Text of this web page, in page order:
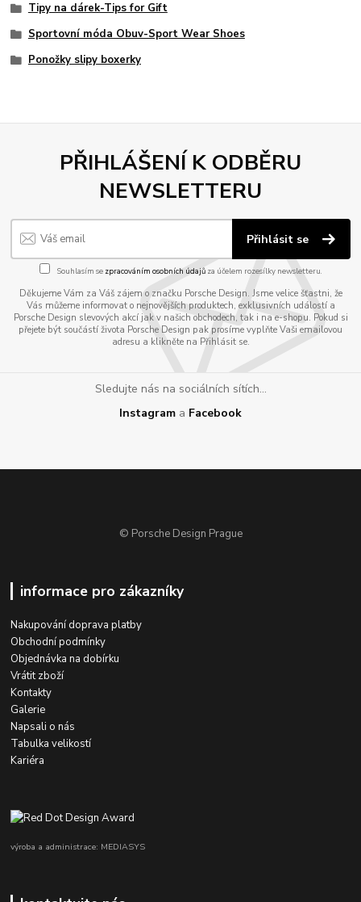
Tipy na dárek-Tips for Gift
Sportovní móda Obuv-Sport Wear Shoes
Ponožky slipy boxerky
PŘIHLÁŠENÍ K ODBĚRU
NEWSLETTERU
Přihlásit se
Souhlasím se zpracováním osobních údajůza účelem rozesílky newsletteru.
Děkujeme Vám za Váš zájem o značku Porsche Design. Jsme velice šťastni, že
Vás můžeme informovat o nejnovějších produktech, exklusivních událostí a
Porsche Design slevových akcí jak v našich obchodech, tak i na e-shopu. Pokud si
přejete být součástí života Porsche Design pak prosíme vyplňte Vaši emailovou
adresu a klikněte na Přihlásit se.
Sledujte nás na sociálních sítích...
Instagram a Facebook
© Porsche Design Prague
informace pro zákazníky
Nakupování doprava platby
Obchodní podmínky
Objednávka na dobírku
Vrátit zboží
Kontakty
Galerie
Napsali o nás
Tabulka velikostí
Kariéra
výroba a administrace: MEDIASYS